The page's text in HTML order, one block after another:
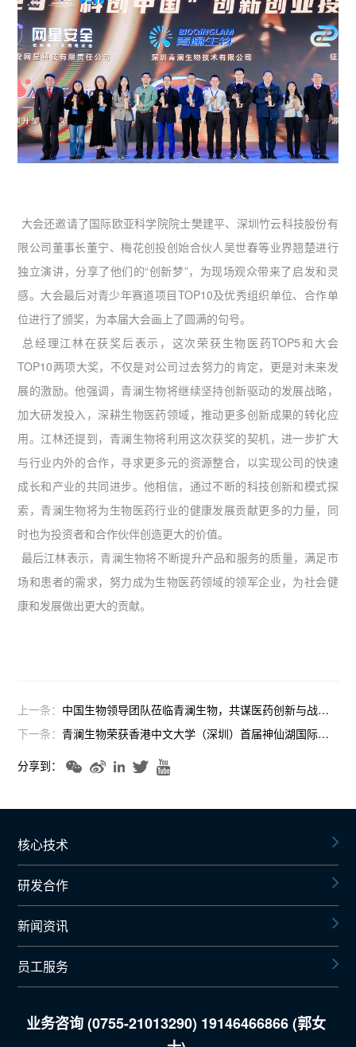
大会还邀请了国际欧亚科学院院士樊建平、深圳竹云科技股份有
限公司董事长董宁、梅花创投创始合伙人吴世春等业界翘楚进行
独立演讲，分享了他们的“创新梦”，为现场观众带来了启发和灵
感。大会最后对青少年赛道项目TOP10及优秀组织单位、合作单
位进行了颁奖，为本届大会画上了圆满的句号。
总经理江林在获奖后表示，这次荣获生物医药TOP5和大会
TOP10两项大奖，不仅是对公司过去努力的肯定，更是对未来发
展的激励。他强调，青澜生物将继续坚持创新驱动的发展战略，
加大研发投入，深耕生物医药领域，推动更多创新成果的转化应
用。江林还提到，青澜生物将利用这次获奖的契机，进一步扩大
与行业内外的合作，寻求更多元的资源整合，以实现公司的快速
成长和产业的共同进步。他相信，通过不断的科技创新和模式探
索，青澜生物将为生物医药行业的健康发展贡献更多的力量，同
时也为投资者和合作伙伴创造更大的价值。
最后江林表示，青澜生物将不断提升产品和服务的质量，满足市
场和患者的需求，努力成为生物医药领域的领军企业，为社会健
康和发展做出更大的贡献。
上一条： 中国生物领导团队莅临青澜生物，共谋医药创新与战略合作新里程
下一条：青澜生物荣获香港中文大学（深圳）首届神仙湖国际创新创业大赛二等奖，促进科技创新与产业化深度结合
分享到：
核心技术
研发合作
新闻资讯
员工服务
业务咨询 (0755-21013290) 19146466866 (郭女